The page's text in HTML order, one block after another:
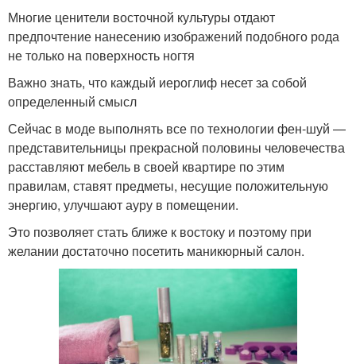
Многие ценители восточной культуры отдают
предпочтение нанесению изображений подобного рода
не только на поверхность ногтя
Важно знать, что каждый иероглиф несет за собой
определенный смысл
Сейчас в моде выполнять все по технологии фен-шуй —
представительницы прекрасной половины человечества
расставляют мебель в своей квартире по этим
правилам, ставят предметы, несущие положительную
энергию, улучшают ауру в помещении.
Это позволяет стать ближе к востоку и поэтому при
желании достаточно посетить маникюрный салон.